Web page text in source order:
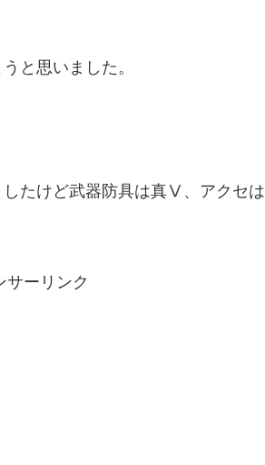
と思いました。
たけど武器防具は真Ⅴ、アクセ
サーリンク